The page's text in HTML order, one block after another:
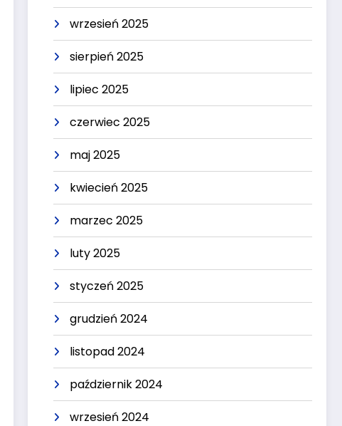
wrzesień 2025
sierpień 2025
lipiec 2025
czerwiec 2025
maj 2025
kwiecień 2025
marzec 2025
luty 2025
styczeń 2025
grudzień 2024
listopad 2024
październik 2024
wrzesień 2024